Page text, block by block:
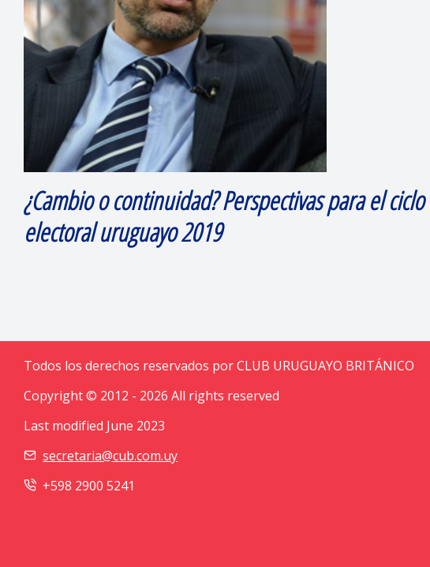
¿Cambio o continuidad? Perspectivas para el ciclo
electoral uruguayo 2019
Todos los derechos reservados por CLUB URUGUAYO BRITÁNICO
Copyright © 2012 - 2026 All rights reserved
Last modified June 2023
secretaria@cub.com.uy
+598 2900 5241